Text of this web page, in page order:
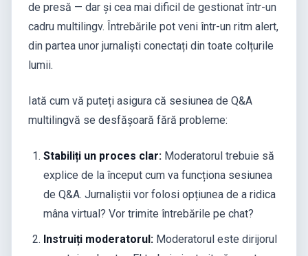
de presă — dar și cea mai dificil de gestionat într-un
cadru multilingv. Întrebările pot veni într-un ritm alert,
din partea unor jurnaliști conectați din toate colțurile
lumii.
Iată cum vă puteți asigura că sesiunea de Q&A
multilingvă se desfășoară fără probleme:
Stabiliți un proces clar: Moderatorul trebuie să
explice de la început cum va funcționa sesiunea
de Q&A. Jurnaliștii vor folosi opțiunea de a ridica
mâna virtual? Vor trimite întrebările pe chat?
Instruiți moderatorul: Moderatorul este dirijorul